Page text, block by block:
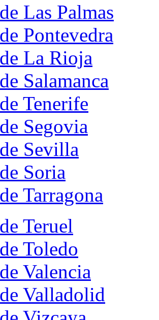
Las Palmas
Pontevedra
La Rioja
Salamanca
Tenerife
Segovia
Sevilla
Soria
Tarragona
Teruel
Toledo
Valencia
Valladolid